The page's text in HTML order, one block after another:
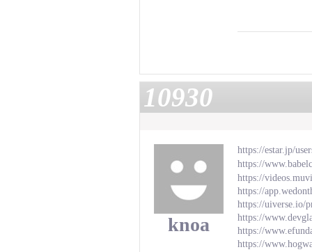
10930
knoa
https://estar.jp/
https://
https://
https://
https://uiverse.io/
https://
https://
https://